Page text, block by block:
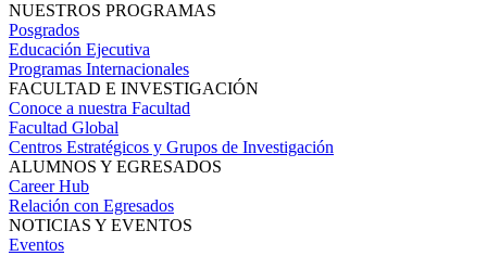
NUESTROS PROGRAMAS
Posgrados
Educación Ejecutiva
Programas Internacionales
FACULTAD E INVESTIGACIÓN
Conoce a nuestra Facultad
Facultad Global
Centros Estratégicos y Grupos de Investigación
ALUMNOS Y EGRESADOS
Career Hub
Relación con Egresados
NOTICIAS Y EVENTOS
Eventos